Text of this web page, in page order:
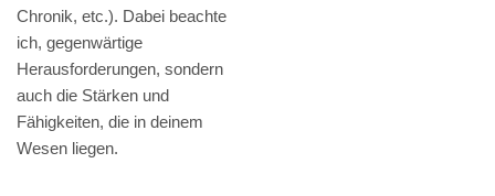
Chronik, etc.). Dabei beachte
ich, gegenwärtige
Herausforderungen, sondern
auch die Stärken und
Fähigkeiten, die in deinem
Wesen liegen.